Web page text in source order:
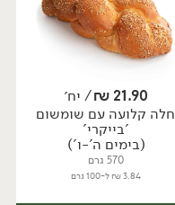
יח׳
21.90
₪/ יח׳
חלה קלועה עם שומשום
'בייקרי'
(בימים ה'-ו')
570 גרם
3.84 ₪ ל-100 גרם